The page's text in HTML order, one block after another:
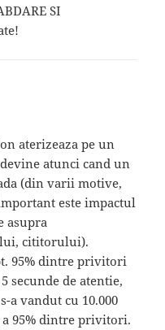
SI
aterizeaza pe un
atunci cand un
(din varii motive,
este impactul
asupra
cititorului).
95% dintre privitori
secunde de atentie,
a vandut cu 10.000
a 95% dintre privitori.